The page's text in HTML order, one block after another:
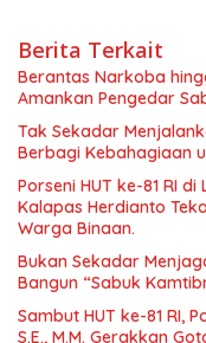
Berita Terkait
Berantas Narkoba
Amankan Pengedar
Tak Sekadar
Berbagi Kebahagiaan
Porseni HUT ke-81 RI
Kalapas Herdianto
Warga Binaan.
Bukan Sekadar
Bangun “Sabuk
Sambut HUT ke-81 RI,
S.E., M.M. Gerakkan